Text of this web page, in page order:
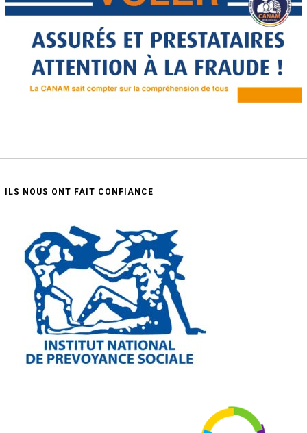
ILS NOUS ONT FAIT CONFIANCE